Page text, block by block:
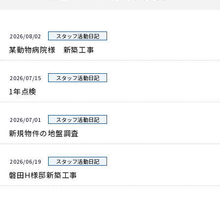
2026/08/02 スタッフ活動日記
某動物病院様 新築工事
2026/07/15 スタッフ活動日記
1年点検
2026/07/01 スタッフ活動日記
新規物件の地盤調査
2026/06/19 スタッフ活動日記
磐田H様邸新築工事